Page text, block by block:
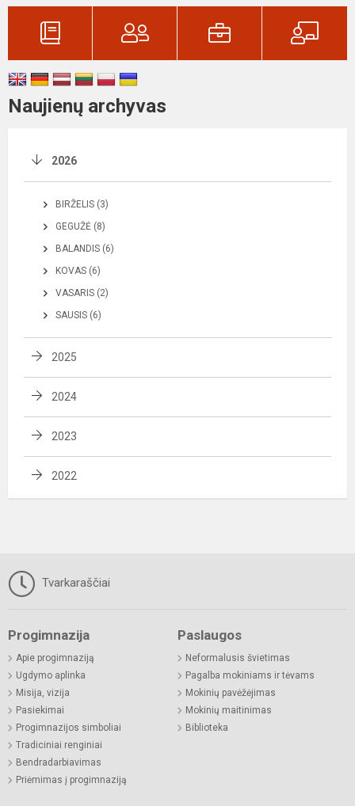
Naujienų archyvas
2026
BIRŽELIS (3)
GEGUŽĖ (8)
BALANDIS (6)
KOVAS (6)
VASARIS (2)
SAUSIS (6)
2025
2024
2023
2022
Tvarkaraščiai
Progimnazija
Apie progimnaziją
Ugdymo aplinka
Misija, vizija
Pasiekimai
Progimnazijos simboliai
Tradiciniai renginiai
Bendradarbiavimas
Priėmimas į progimnaziją
Paslaugos
Neformalusis švietimas
Pagalba mokiniams ir tėvams
Mokinių pavėžėjimas
Mokinių maitinimas
Biblioteka